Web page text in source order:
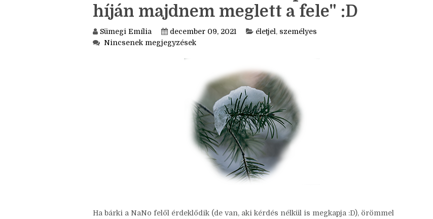
NaNoWriMo 2021. - "ezerpárszáz szó
híján majdnem meglett a fele" :D